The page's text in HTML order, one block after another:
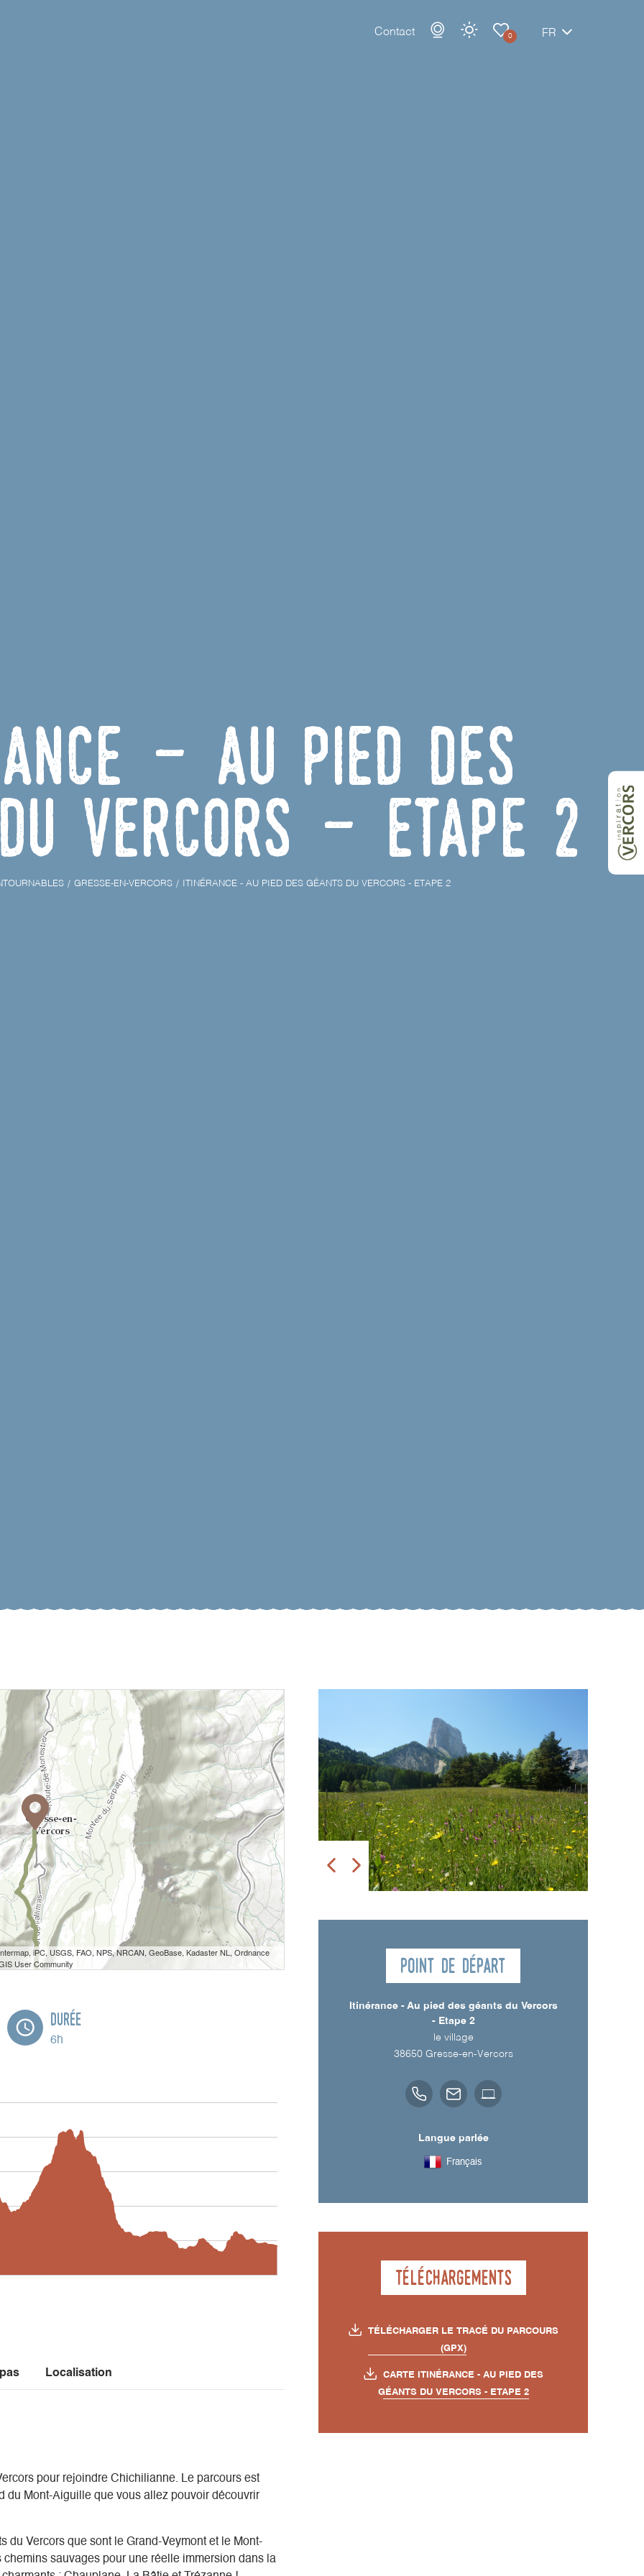
Contact 0 FR
- Au pied des
Vercors - Etape 2
GRESSE-EN-VERCORS ITINÉRANCE - AU PIED DES GÉANTS DU VERCORS - ETAPE 2
iPC, USGS, FAO, NPS, NRCAN, GeoBase, Kadaster NL, Ordnance
User Community
Durée
6h
Localisation
pour rejoindre Chichilianne. Le parcours est
du Mont-Aiguille que vous allez pouvoir découvrir
du Vercors que sont le Grand-Veymont et le Mont-
sauvages pour une réelle immersion dans la
Point de départ
Itinérance - Au pied des géants du Vercors
- Etape 2
le village
38650 Gresse-en-Vercors
Langue parlée
Français
Téléchargements
TÉLÉCHARGER LE TRACÉ DU PARCOURS
(GPX)
CARTE ITINÉRANCE - AU PIED DES
GÉANTS DU VERCORS - ETAPE 2